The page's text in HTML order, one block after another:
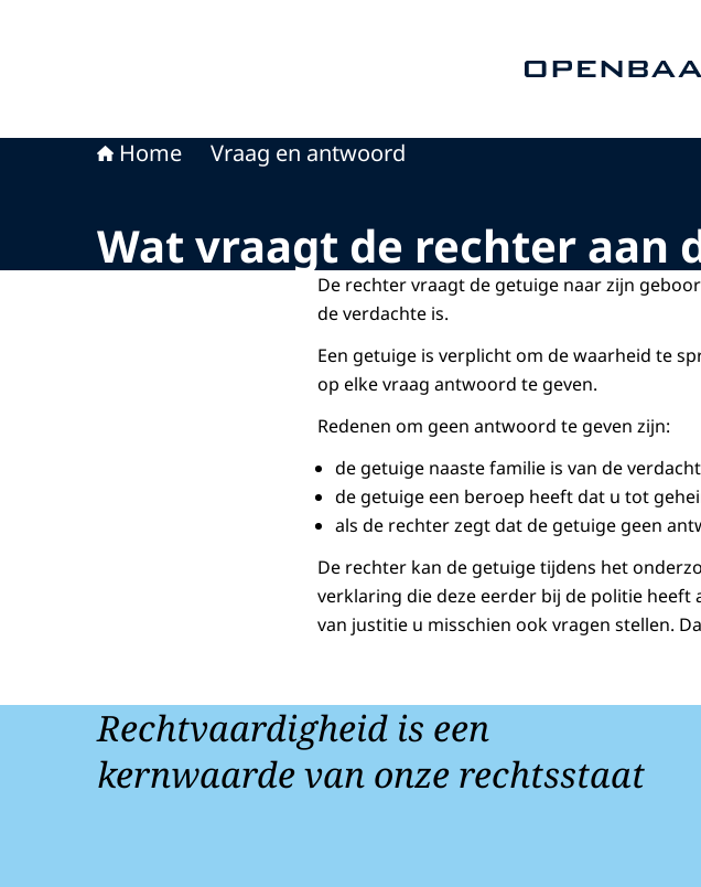
Home Vraag en antwoord
Wat vraagt de rechter aan
De rechter vraagt de getuige naar zijn
de verdachte is.
Een getuige is verplicht om de waarheid te
op elke vraag antwoord te geven.
Redenen om geen antwoord te geven zijn:
de getuige naaste familie is van de
de getuige een beroep heeft dat u tot
als de rechter zegt dat de getuige geen
De rechter kan de getuige tijdens het
verklaring die deze eerder bij de politie
van justitie u misschien ook vragen stellen.
Rechtvaardigheid is een
kernwaarde van onze rechtsstaat